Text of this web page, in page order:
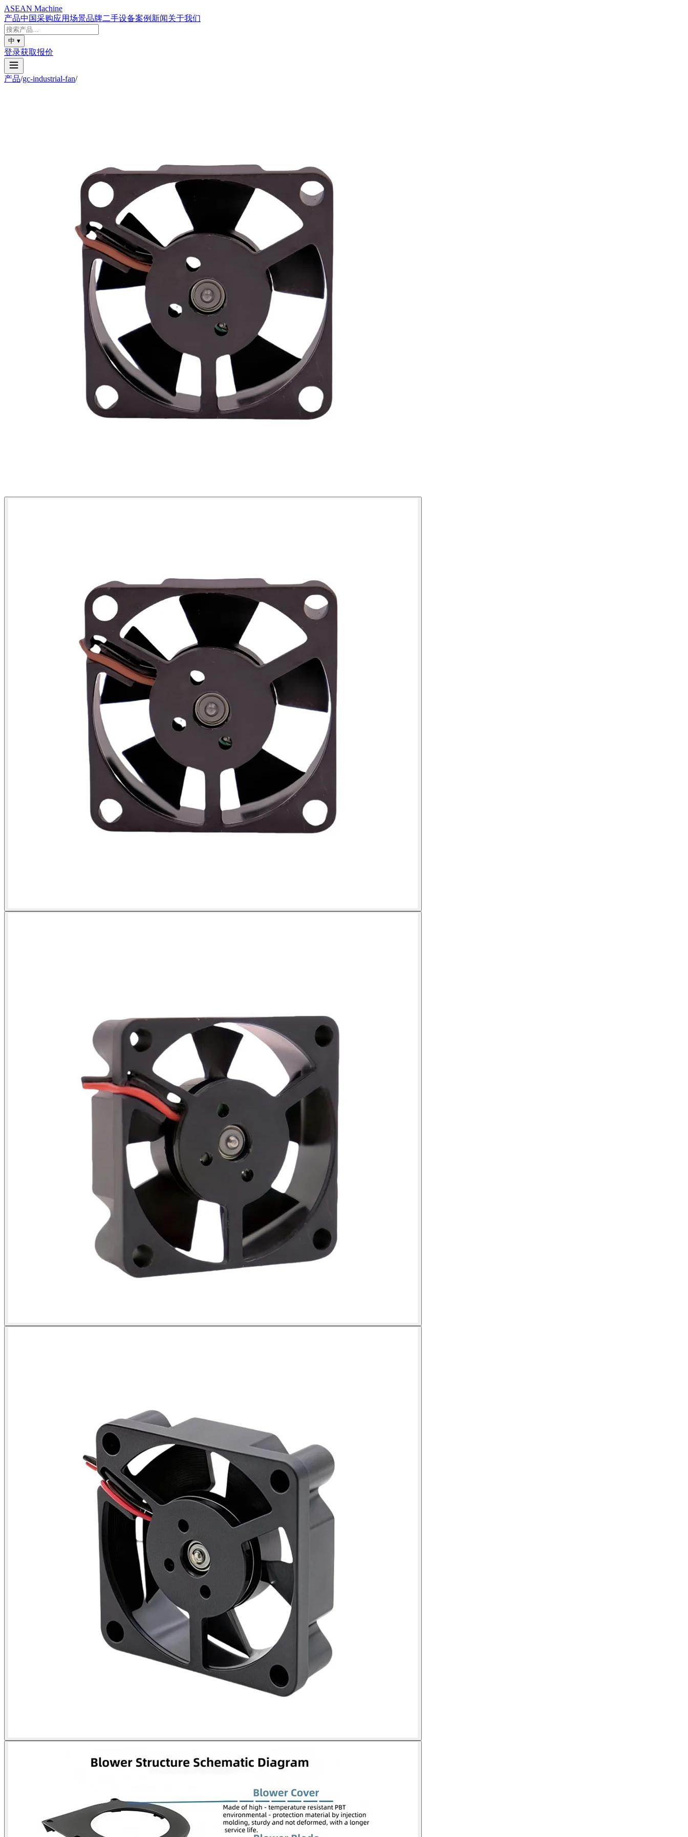
ASEAN Machine
产品中国采购应用场景品牌二手设备案例 新闻关于我们
中 ▾
登录获取报价
产品/gc-industrial-fan/